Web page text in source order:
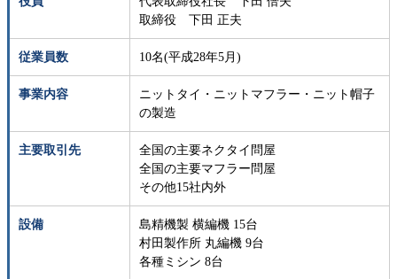
取締役 下田 正夫
従業員数 10名(平成28年5月)
事業内容
ニットタイ・ニットマフラー・ニット帽子
の製造
主要取引先
全国の主要ネクタイ問屋
全国の主要マフラー問屋
その他15社内外
設備
島精機製 横編機 15台
村田製作所 丸編機 9台
各種ミシン 8台